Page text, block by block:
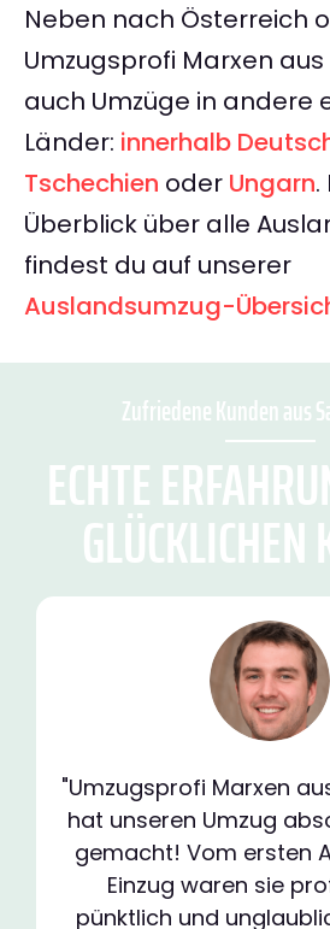
Neben nach Österreich
Umzugsprofi Marxen
auch Umzüge in andere
Länder: innerhalb
Tschechien oder Ungarn.
Überblick über alle
findest du auf unserer
Auslandsumzug-
Zufriedene Kunden aus
ECHTE
"Umzugsprofi Marxen
hat unseren Umzug
gemacht! Vom ersten
Einzug waren sie
pünktlich und